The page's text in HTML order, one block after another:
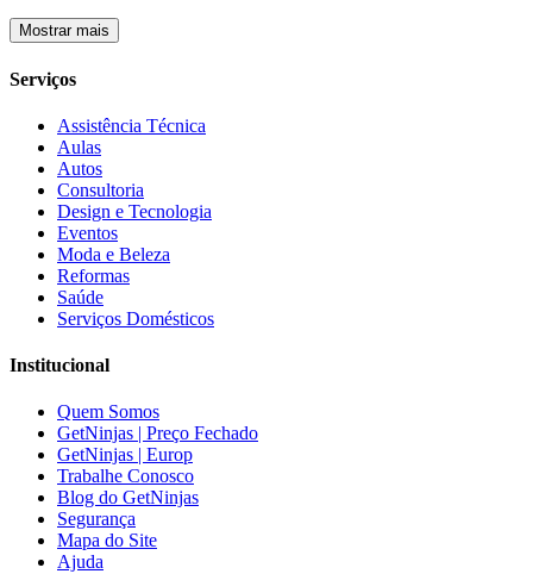
Mostrar mais
Serviços
Assistência Técnica
Aulas
Autos
Consultoria
Design e Tecnologia
Eventos
Moda e Beleza
Reformas
Saúde
Serviços Domésticos
Institucional
Quem Somos
GetNinjas | Preço Fechado
GetNinjas | Europ
Trabalhe Conosco
Blog do GetNinjas
Segurança
Mapa do Site
Ajuda